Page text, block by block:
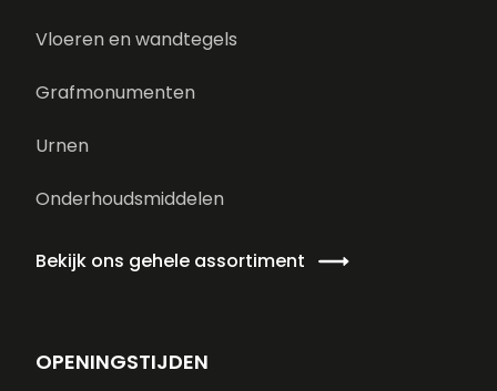
Vloeren en wandtegels
Grafmonumenten
Urnen
Onderhoudsmiddelen
Bekijk ons gehele assortiment
OPENINGSTIJDEN